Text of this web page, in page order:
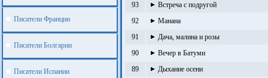
Писатели Франции
Писатели Болгарии
Писатели Испании
93
Встреча с подругой
92
Манана
91
Дача, малина и розы
90
Вечер в Батуми
89
Дыхание осени